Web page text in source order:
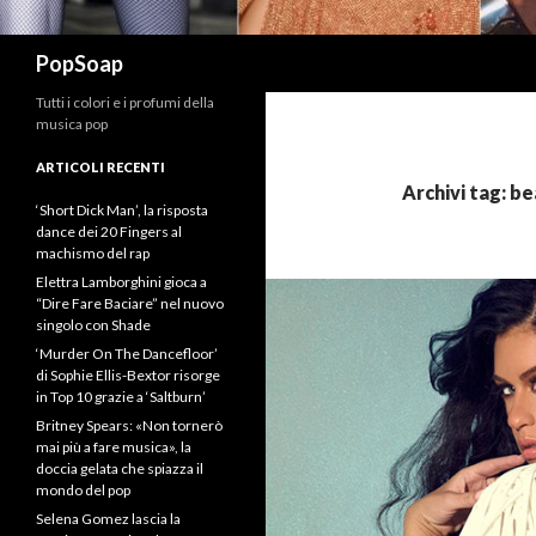
PopSoap
Archivi tag:
Tutti i colori e i profumi della
musica pop
ARTICOLI RECENTI
‘Short Dick Man’, la risposta
dance dei 20 Fingers al
machismo del rap
Elettra Lamborghini gioca a
“Dire Fare Baciare” nel nuovo
singolo con Shade
‘Murder On The Dancefloor’
di Sophie Ellis-Bextor risorge
in Top 10 grazie a ‘Saltburn’
Britney Spears: «Non tornerò
mai più a fare musica», la
doccia gelata che spiazza il
mondo del pop
Selena Gomez lascia la